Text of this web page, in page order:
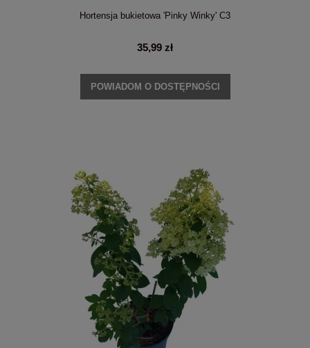
Hortensja bukietowa 'Pinky Winky' C3
35,99 zł
POWIADOM O DOSTĘPNOŚCI